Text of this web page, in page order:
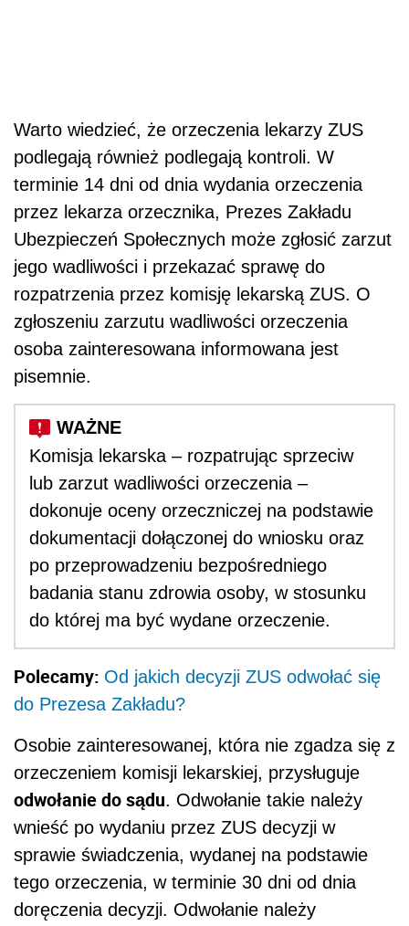
Warto wiedzieć, że orzeczenia lekarzy ZUS
podlegają również podlegają kontroli. W
terminie 14 dni od dnia wydania orzeczenia
przez lekarza orzecznika, Prezes Zakładu
Ubezpieczeń Społecznych może zgłosić zarzut
jego wadliwości i przekazać sprawę do
rozpatrzenia przez komisję lekarską ZUS. O
zgłoszeniu zarzutu wadliwości orzeczenia
osoba zainteresowana informowana jest
pisemnie.
Komisja lekarska – rozpatrując sprzeciw
lub zarzut wadliwości orzeczenia –
dokonuje oceny orzeczniczej na podstawie
dokumentacji dołączonej do wniosku oraz
po przeprowadzeniu bezpośredniego
badania stanu zdrowia osoby, w stosunku
do której ma być wydane orzeczenie.
Polecamy: Od jakich decyzji ZUS odwołać się
do Prezesa Zakładu?
Osobie zainteresowanej, która nie zgadza się z
orzeczeniem komisji lekarskiej, przysługuje
odwołanie do sądu. Odwołanie takie należy
wnieść po wydaniu przez ZUS decyzji w
sprawie świadczenia, wydanej na podstawie
tego orzeczenia, w terminie 30 dni od dnia
doręczenia decyzji. Odwołanie należy